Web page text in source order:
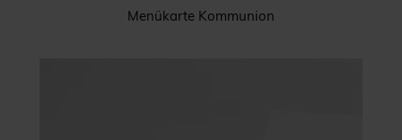
Menükarte Kommunion